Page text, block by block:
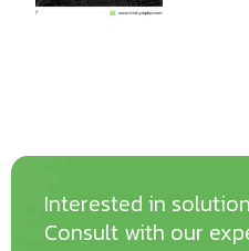
Interested in
Consult with our